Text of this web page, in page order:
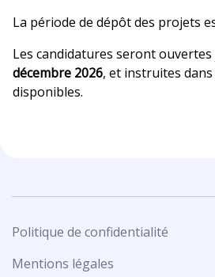
La période de dépôt des projets
Les candidatures seront ouvertes
décembre 2026, et instruites
disponibles.
Politique de confidentialité
Mentions légales